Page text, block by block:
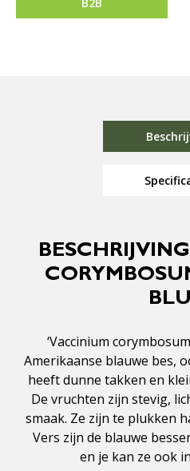
B2B
‘Vaccinium
Amerikaanse blauwe bes,
heeft dunne takken en
De vruchten zijn stevig,
smaak. Ze zijn te plukken
Vers zijn de blauwe
en je kan ze ook